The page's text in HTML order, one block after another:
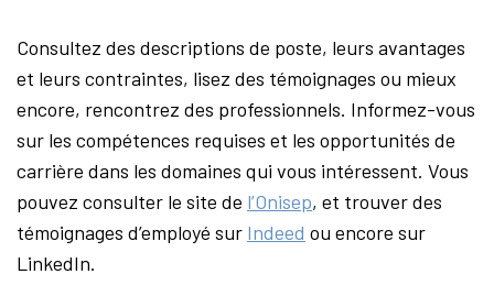
Consultez des descriptions de poste, leurs avantages
et leurs contraintes, lisez des témoignages ou mieux
encore, rencontrez des professionnels. Informez-vous
sur les compétences requises et les opportunités de
carrière dans les domaines qui vous intéressent. Vous
pouvez consulter le site de l’Onisep, et trouver des
témoignages d’employé sur Indeed ou encore sur
LinkedIn.